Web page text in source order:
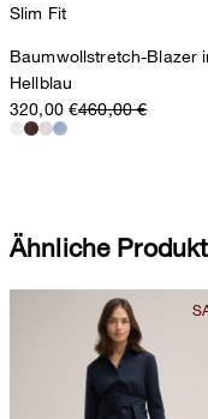
Slim Fit
Baumwollstretch-Blazer
Hellblau
320,00 €460,00 €
Ähnliche